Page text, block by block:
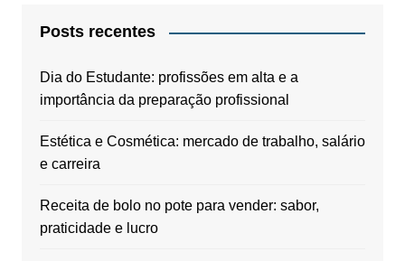
Posts recentes
Dia do Estudante: profissões em alta e a
importância da preparação profissional
Estética e Cosmética: mercado de trabalho, salário
e carreira
Receita de bolo no pote para vender: sabor,
praticidade e lucro